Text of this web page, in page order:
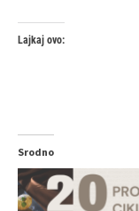
Lajkaj ovo:
Srodno